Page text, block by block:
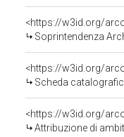
<https://w3id.org/
Soprintendenza
<https://w3id.org/
Scheda
<https://w3id.org/
Attribuzione di